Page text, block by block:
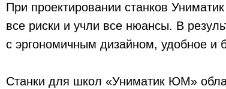
При проектировании станков
все риски и учли все нюансы. В
с эргономичным дизайном, удобное и
Станки для школ «Униматик ЮМ»